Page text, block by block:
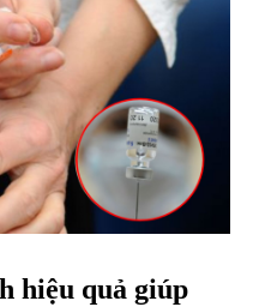
hiệu quả giúp